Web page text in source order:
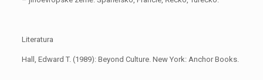
Literatura
Hall, Edward T. (1989): Beyond Culture. New York: Anchor Books.